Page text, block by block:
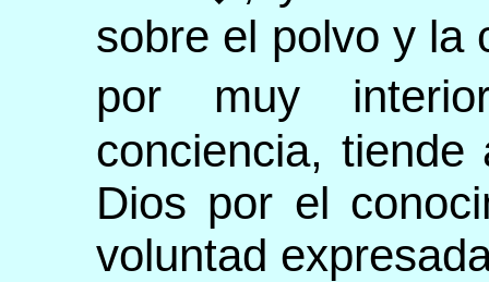
sobre el polvo y la
por muy
conciencia,
Dios por el
voluntad